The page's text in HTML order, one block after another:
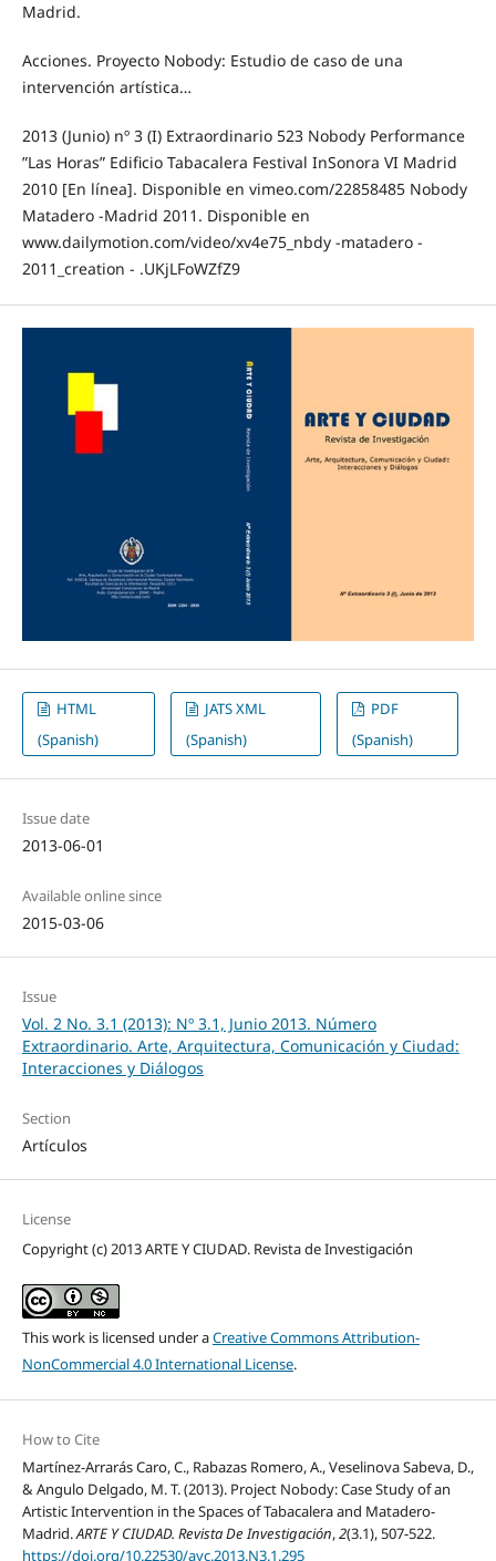
Madrid.
Acciones. Proyecto Nobody: Estudio de caso de una
intervención artística…
2013 (Junio) nº 3 (I) Extraordinario 523 Nobody Performance
ʺLas Horasʺ Edificio Tabacalera Festival InSonora VI Madrid
2010 [En línea]. Disponible en vimeo.com/22858485 Nobody
Matadero ‐Madrid 2011. Disponible en
www.dailymotion.com/video/xv4e75_nbdy ‐matadero ‐
2011_creation ‐ .UKjLFoWZfZ9
HTML
(Spanish)
JATS XML
(Spanish)
PDF
(Spanish)
Issue date
2013-06-01
Available online since
2015-03-06
Issue
Vol. 2 No. 3.1 (2013): Nº 3.1, Junio 2013. Número
Extraordinario. Arte, Arquitectura, Comunicación y Ciudad:
Interacciones y Diálogos
Section
Artículos
License
Copyright (c) 2013 ARTE Y CIUDAD. Revista de Investigación
This work is licensed under aCreative Commons Attribution-
NonCommercial 4.0 International License.
How to Cite
Martínez-Arrarás Caro, C., Rabazas Romero, A., Veselinova Sabeva, D.,
& Angulo Delgado, M. T. (2013). Project Nobody: Case Study of an
Artistic Intervention in the Spaces of Tabacalera and Matadero-
Madrid.ARTE Y CIUDAD. Revista De Investigación,2(3.1), 507-522.
https://doi.org/10.22530/ayc.2013.N3.1.295